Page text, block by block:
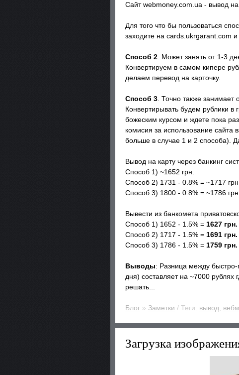
Сайт webmoney.com.ua - вывод
Для того что бы пользоваться
заходите на cards.ukrgarant.com
Способ 2 . Может занять от 1-3
Конвертируем в самом кипере
делаем перевод на карточку.
Способ 3 . Точно также
Конвертирывать будем рублики в
божеским курсом и ждете пока
комисия за использование сайта
больше в случае 1 и 2 способа).
Вывод на карту через банкинг
Способ 1) ~1652 грн.
Способ 2) 1731 - 0.8% = ~1717 грн.
Способ 3) 1800 - 0.8% = ~1786 грн.
Вывести из банкомета
Способ 1) 1652 - 1.5% = 1627 грн.
Способ 2) 1717 - 1.5% = 1691 грн.
Способ 3) 1786 - 1.5% = 1759 грн.
Выводы: Разница между быстро-
дня) составляет на ~7000 рублях
решать...
Блог » Заметки / Теги: вывод
Загрузка